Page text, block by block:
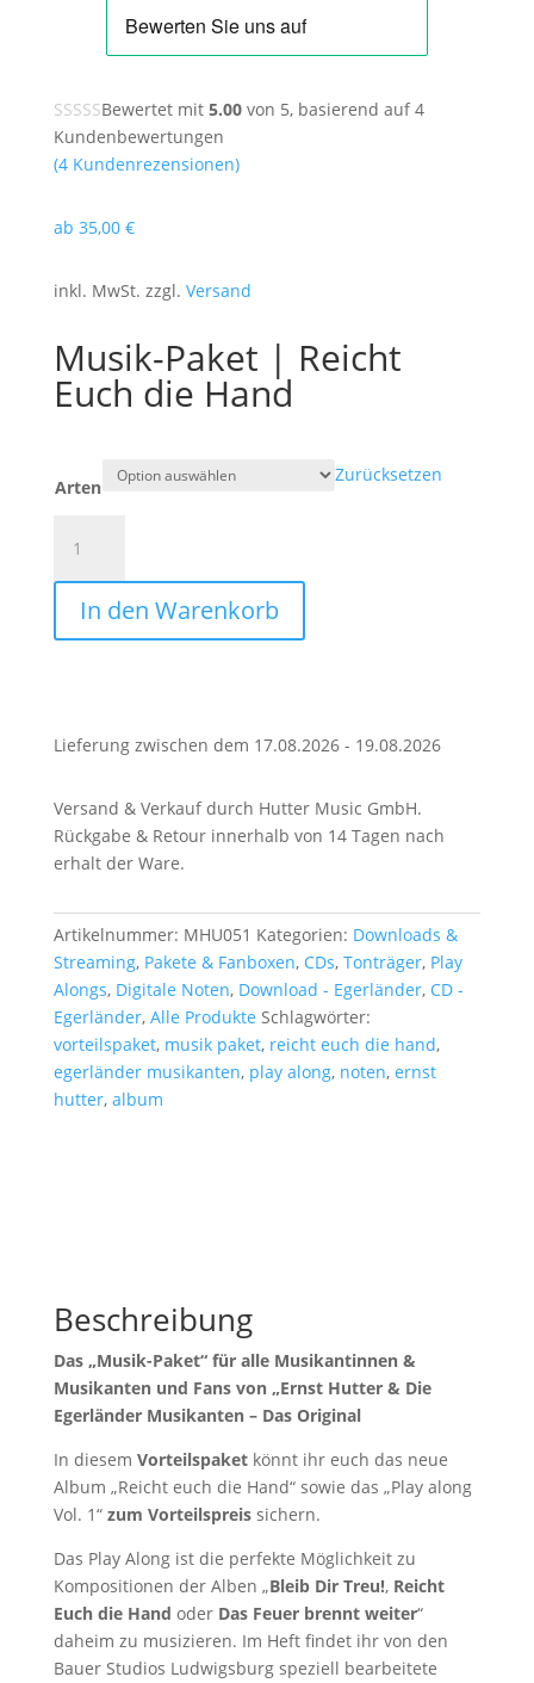
Bewertet mit 5.00von 5, basierend auf4
Kundenbewertungen
(4Kundenrezensionen)
ab 35,00 €
inkl. MwSt. zzgl. Versand
Musik-Paket | Reicht
Euch die Hand
Arten
Zurücksetzen
Paket
|
Reicht
Euch
In den Warenkorb
Lieferung zwischen dem 17.08.2026 - 19.08.2026
Versand & Verkauf durch Hutter Music GmbH.
Rückgabe & Retour innerhalb von 14 Tagen nach
erhalt der Ware.
Artikelnummer: MHU051 Kategorien: Downloads &
Streaming, Pakete & Fanboxen, CDs, Tonträger, Play
Alongs, Digitale Noten, Download - Egerländer, CD -
Egerländer, Alle Produkte Schlagwörter:
vorteilspaket, musik paket, reicht euch die hand,
egerländer musikanten, play along, noten, ernst
hutter, album
Beschreibung
Das „Musik-Paket“ für alle Musikantinnen &
Musikanten und Fans von „Ernst Hutter & Die
Egerländer Musikanten – Das Original
In diesem Vorteilspaketkönnt ihr euch das neue
Album „Reicht euch die Hand“ sowie das „Play along
Vol. 1“zum Vorteilspreissichern.
Das Play Along ist die perfekte Möglichkeit zu
Kompositionen der Alben „Bleib Dir Treu!, Reicht
Euch die Hand oder Das Feuer brennt weiter“
daheim zu musizieren. Im Heft findet ihr von den
Bauer Studios Ludwigsburg speziell bearbeitete